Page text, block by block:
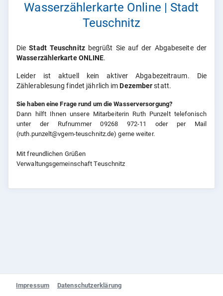
Wasserzählerkarte Online | Stadt
Teuschnitz
Die Stadt Teuschnitzbegrüßt Sie auf der Abgabeseite der
Wasserzählerkarte ONLINE.
Leider ist aktuell kein aktiver Abgabezeitraum. Die
Zählerablesung findet jährlich imDezemberstatt.
Sie haben eine Frage rund um die Wasserversorgung?
Dann hilft Ihnen unsere Mitarbeiterin Ruth Punzelt telefonisch
unter der Rufnummer 09268 972-11 oder per Mail
(ruth.punzelt@vgem-teuschnitz.de)gerne weiter.
Mit freundlichen Grüßen
Verwaltungsgemeinschaft Teuschnitz
Impressum Datenschutzerklärung